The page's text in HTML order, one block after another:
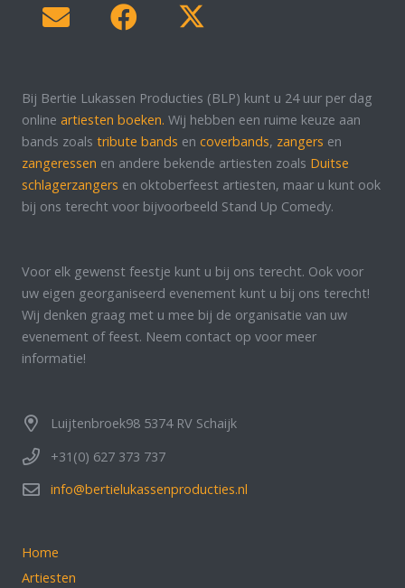
Bij Bertie Lukassen Producties (BLP) kunt u 24 uur per dag
online artiesten boeken. Wij hebben een ruime keuze aan
bands zoals tribute bands en coverbands, zangers en
zangeressen en andere bekende artiesten zoals Duitse
schlagerzangers en oktoberfeest artiesten, maar u kunt ook
bij ons terecht voor bijvoorbeeld Stand Up Comedy.
Voor elk gewenst feestje kunt u bij ons terecht. Ook voor
uw eigen georganiseerd evenement kunt u bij ons terecht!
Wij denken graag met u mee bij de organisatie van uw
evenement of feest. Neem contact op voor meer
informatie!
Luijtenbroek98 5374 RV Schaijk
+31(0) 627 373 737
info@bertielukassenproducties.nl
Home
Artiesten